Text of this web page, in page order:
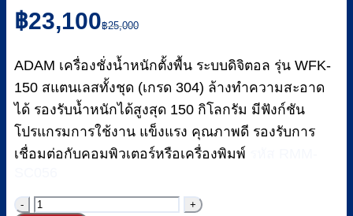
฿25,000
Original
price
฿25,000.
฿23,100
Current
price
฿23,100.
ADAM เครื่องชั่งน้ำหนักตั้งพื้น ระบบดิจิตอล รุ่น WFK-
150 สแตนเลสทั้งชุด (เกรด 304) ล้างทำความสะอาด
ได้ รองรับน้ำหนักได้สูงสุด 150 กิโลกรัม มีฟังก์ชัน
โปรแกรมการใช้งาน แข็งแรง คุณภาพดี รองรับการ
เชื่อมต่อกับคอมพิวเตอร์หรือเครื่องพิมพ์
จำนวน